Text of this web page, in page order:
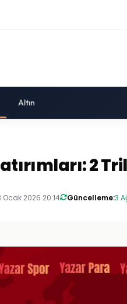
Altın
2
Ocak 2026 20:14 Güncelleme:3